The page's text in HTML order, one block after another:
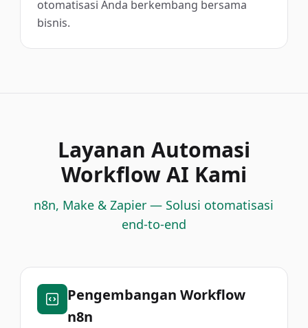
otomatisasi Anda berkembang bersama
bisnis.
Layanan Automasi
Workflow AI Kami
n8n, Make & Zapier — Solusi otomatisasi
end-to-end
Pengembangan Workflow
n8n